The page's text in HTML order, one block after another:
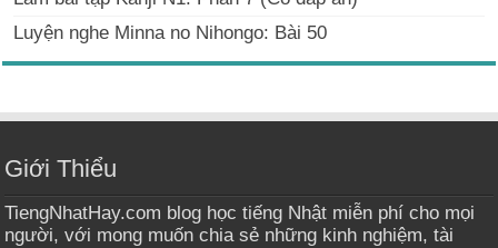
Luyện nghe Minna no Nihongo: Bài 50
Giới Thiểu
TiengNhatHay.com blog học tiếng Nhật miễn phí cho mọi
người, với mong muốn chia sẻ những kinh nghiệm, tài